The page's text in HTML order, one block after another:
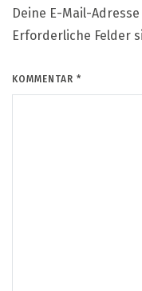
Deine E-Mail-
Erforderliche Felder
KOMMENTAR *